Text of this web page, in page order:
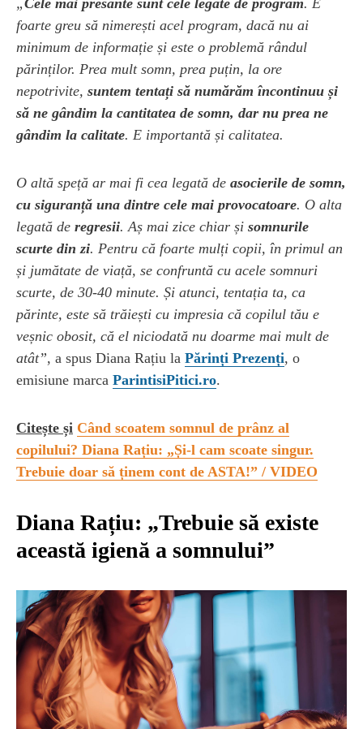
foarte greu să nimerești acel program, dacă nu ai
minimum de informație și este o problemă rândul
părinților. Prea mult somn, prea puțin, la ore
nepotrivite, suntem tentați să numărăm încontinuu și
să ne gândim la cantitatea de somn, dar nu prea ne
gândim la calitate. E importantă și calitatea.
O altă speță ar mai fi cea legată de asocierile de somn,
cu siguranță una dintre cele mai provocatoare. O alta
legată de regresii. Aș mai zice chiar și somnurile
scurte din zi. Pentru că foarte mulți copii, în primul an
și jumătate de viață, se confruntă cu acele somnuri
scurte, de 30-40 minute. Și atunci, tentația ta, ca
părinte, este să trăiești cu impresia că copilul tău e
veșnic obosit, că el niciodată nu doarme mai mult de
atât”, a spus Diana Rațiu la Părinți Prezenți, o
emisiune marca ParintisiPitici.ro.
Citește și Când scoatem somnul de prânz al
copilului? Diana Rațiu: „Și-l cam scoate singur.
Trebuie doar să ținem cont de ASTA!” / VIDEO
Diana Rațiu: „Trebuie să existe
această igienă a somnului”